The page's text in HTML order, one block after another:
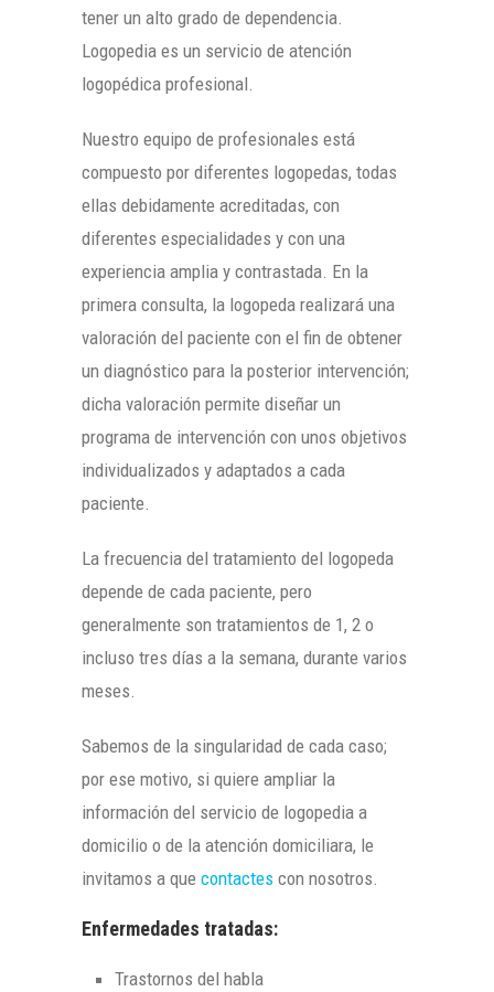
tener un alto grado de dependencia.
Logopedia es un servicio de atención
logopédica profesional.
Nuestro equipo de profesionales está
compuesto por diferentes logopedas, todas
ellas debidamente acreditadas, con
diferentes especialidades y con una
experiencia amplia y contrastada. En la
primera consulta, la logopeda realizará una
valoración del paciente con el fin de obtener
un diagnóstico para la posterior intervención;
dicha valoración permite diseñar un
programa de intervención con unos objetivos
individualizados y adaptados a cada
paciente.
La frecuencia del tratamiento del logopeda
depende de cada paciente, pero
generalmente son tratamientos de 1, 2 o
incluso tres días a la semana, durante varios
meses.
Sabemos de la singularidad de cada caso;
por ese motivo, si quiere ampliar la
información del servicio de logopedia a
domicilio o de la atención domiciliara, le
invitamos a que contactes con nosotros.
Enfermedades tratadas:
Trastornos del habla